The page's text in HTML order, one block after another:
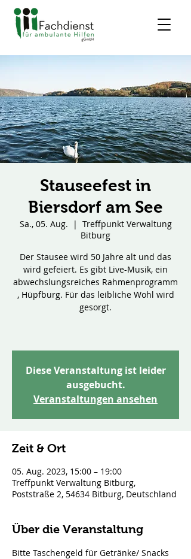
Stauseefest in
Biersdorf am See
Sa., 05. Aug.
  |
Treffpunkt Verwaltung
Bitburg
Der Stausee wird 50 Jahre alt und das
wird gefeiert. Es gibt Live-Musik, ein
abwechslungsreiches Rahmenprogramm
, Hüpfburg. Für das leibliche Wohl wird
gesorgt.
Diese Veranstaltung ist leider
ausgebucht.
Veranstaltungen ansehen
Zeit & Ort
05. Aug. 2023, 15:00 – 19:00
Treffpunkt Verwaltung Bitburg,
Poststraße 2, 54634 Bitburg, Deutschland
Über die Veranstaltung
Bitte Taschengeld für Getränke/ Snacks